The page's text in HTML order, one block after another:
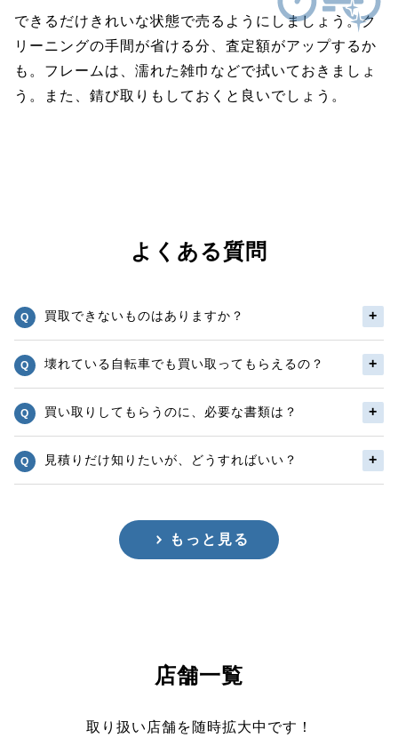
できるだけきれいな状態で売るようにしましょう。ク
リーニングの手間が省ける分、査定額がアップするか
も。フレームは、濡れた雑巾などで拭いておきましょ
う。また、錆び取りもしておくと良いでしょう。
よくある質問
買取できないものはありますか？
壊れている自転車でも買い取ってもらえるの？
買い取りしてもらうのに、必要な書類は？
見積りだけ知りたいが、どうすればいい？
もっと見る
店舗一覧
取り扱い店舗を随時拡大中です！